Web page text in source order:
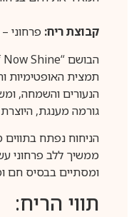
קבוצת ריח:פרחוני –
תמצית האופטימיות
הנעורים והשמחה,
גורמה מענגת,
הניחוח נפתח בתווים
ממשיך ללב פרחוני
ומסתיים בבסיס חם
תווי הריח: